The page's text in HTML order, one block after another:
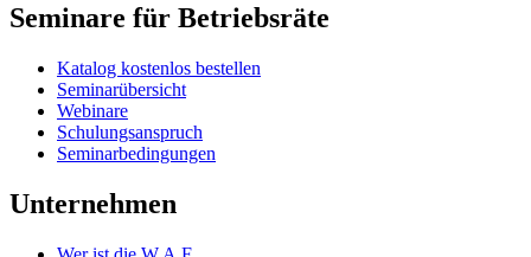
Seminare für Betriebsräte
Katalog kostenlos bestellen
Seminarübersicht
Webinare
Schulungsanspruch
Seminarbedingungen
Unternehmen